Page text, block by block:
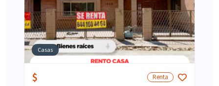
Casas
$ Renta